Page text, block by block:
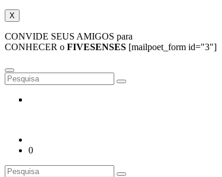
X
CONVIDE SEUS AMIGOS para
CONHECER o FIVESENSES [mailpoet_form id="3"]
0